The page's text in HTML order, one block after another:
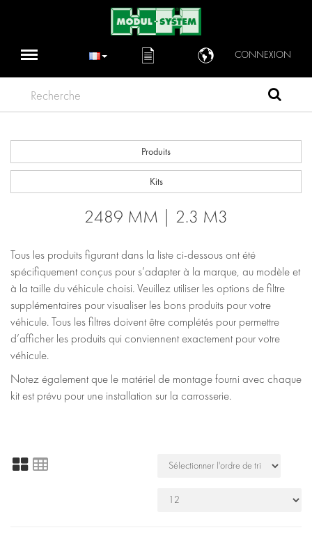
CONNEXION
Recherche
Produits
Kits
2489 MM | 2.3 M3
Tous les produits figurant dans la liste ci-dessous ont été
spécifiquement conçus pour s’adapter à la marque, au modèle et
à la taille du véhicule choisi. Veuillez utiliser les options de filtre
supplémentaires pour visualiser les bons produits pour votre
véhicule. Tous les filtres doivent être complétés pour permettre
d’afficher les produits qui conviennent exactement pour votre
véhicule.
Notez également que le matériel de montage fourni avec chaque
kit est prévu pour une installation sur la carrosserie.